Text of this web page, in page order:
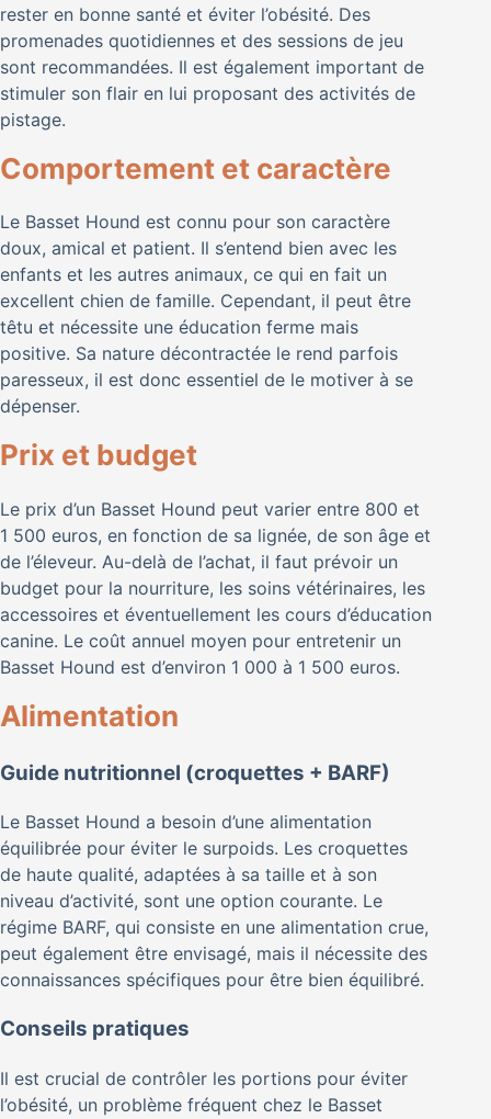
rester en bonne santé et éviter l’obésité. Des
promenades quotidiennes et des sessions de jeu
sont recommandées. Il est également important de
stimuler son flair en lui proposant des activités de
pistage.
Comportement et caractère
Le Basset Hound est connu pour son caractère
doux, amical et patient. Il s’entend bien avec les
enfants et les autres animaux, ce qui en fait un
excellent chien de famille. Cependant, il peut être
têtu et nécessite une éducation ferme mais
positive. Sa nature décontractée le rend parfois
paresseux, il est donc essentiel de le motiver à se
dépenser.
Prix et budget
Le prix d’un Basset Hound peut varier entre 800 et
1 500 euros, en fonction de sa lignée, de son âge et
de l’éleveur. Au-delà de l’achat, il faut prévoir un
budget pour la nourriture, les soins vétérinaires, les
accessoires et éventuellement les cours d’éducation
canine. Le coût annuel moyen pour entretenir un
Basset Hound est d’environ 1 000 à 1 500 euros.
Alimentation
Guide nutritionnel (croquettes + BARF)
Le Basset Hound a besoin d’une alimentation
équilibrée pour éviter le surpoids. Les croquettes
de haute qualité, adaptées à sa taille et à son
niveau d’activité, sont une option courante. Le
régime BARF, qui consiste en une alimentation crue,
peut également être envisagé, mais il nécessite des
connaissances spécifiques pour être bien équilibré.
Conseils pratiques
Il est crucial de contrôler les portions pour éviter
l’obésité, un problème fréquent chez le Basset